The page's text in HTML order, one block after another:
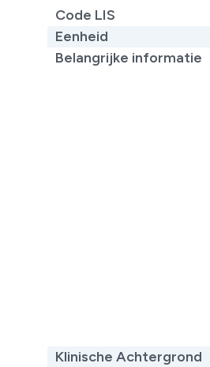
Code LIS
Eenheid
Belangrijke informatie
Klinische Achtergrond